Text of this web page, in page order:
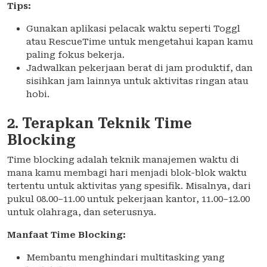
Tips:
Gunakan aplikasi pelacak waktu seperti Toggl
atau RescueTime untuk mengetahui kapan kamu
paling fokus bekerja.
Jadwalkan pekerjaan berat di jam produktif, dan
sisihkan jam lainnya untuk aktivitas ringan atau
hobi.
2. Terapkan Teknik Time
Blocking
Time blocking adalah teknik manajemen waktu di
mana kamu membagi hari menjadi blok-blok waktu
tertentu untuk aktivitas yang spesifik. Misalnya, dari
pukul 08.00–11.00 untuk pekerjaan kantor, 11.00–12.00
untuk olahraga, dan seterusnya.
Manfaat Time Blocking:
Membantu menghindari multitasking yang